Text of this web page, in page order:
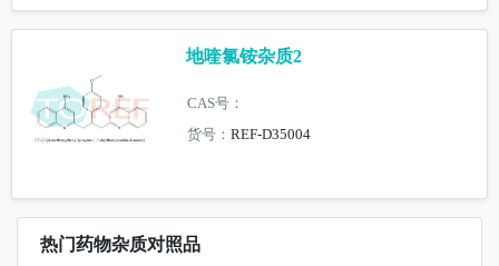
地喹氯铵杂质2
CAS号：
货号：REF-D35004
热门药物杂质对照品